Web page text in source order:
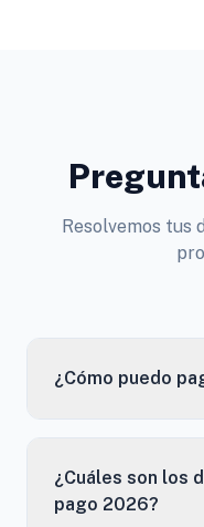
Resolvemos tus
¿Cómo puedo
¿Cuáles son los
pago 2026?